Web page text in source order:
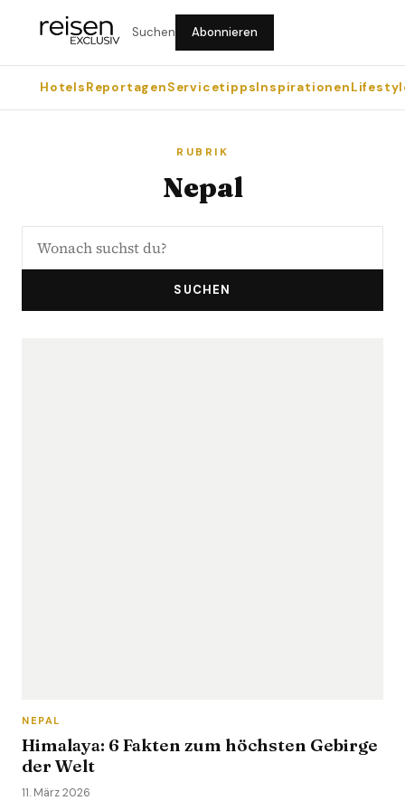
Suchen Abonnieren
HotelsReportagenServicetippsInspirationen
RUBRIK
Nepal
SUCHEN
NEPAL
Himalaya: 6 Fakten zum höchsten Gebirge
der Welt
11. März 2026